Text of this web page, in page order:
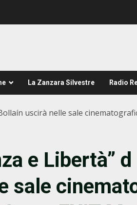
La Zanzara Silvestre Radio
uscirà nelle sale
e Libertà”
sale